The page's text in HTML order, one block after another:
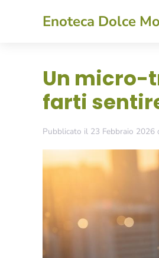
Enoteca Dolce
Un micro-
farti
Pubblicato il 23 Febbraio 2026